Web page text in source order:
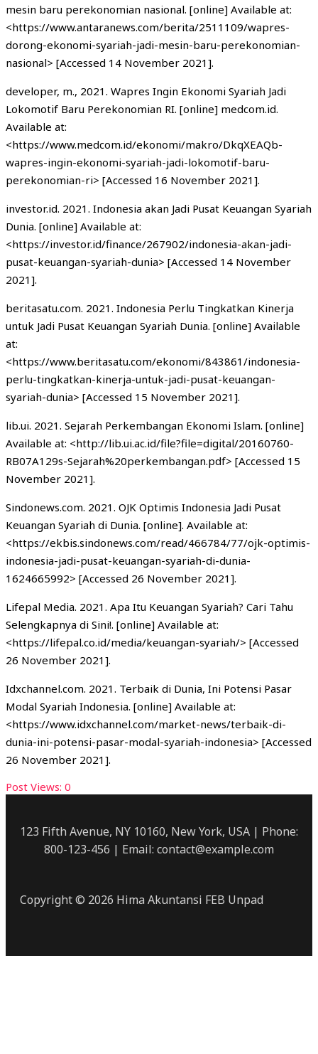
mesin baru perekonomian nasional. [online] Available at:
<https://www.antaranews.com/berita/2511109/wapres-
dorong-ekonomi-syariah-jadi-mesin-baru-perekonomian-
nasional> [Accessed 14 November 2021].
developer, m., 2021. Wapres Ingin Ekonomi Syariah Jadi
Lokomotif Baru Perekonomian RI. [online] medcom.id.
Available at:
<https://www.medcom.id/ekonomi/makro/DkqXEAQb-
wapres-ingin-ekonomi-syariah-jadi-lokomotif-baru-
perekonomian-ri> [Accessed 16 November 2021].
investor.id. 2021. Indonesia akan Jadi Pusat Keuangan Syariah
Dunia. [online] Available at:
<https://investor.id/finance/267902/indonesia-akan-jadi-
pusat-keuangan-syariah-dunia> [Accessed 14 November
2021].
beritasatu.com. 2021. Indonesia Perlu Tingkatkan Kinerja
untuk Jadi Pusat Keuangan Syariah Dunia. [online] Available
at:
<https://www.beritasatu.com/ekonomi/843861/indonesia-
perlu-tingkatkan-kinerja-untuk-jadi-pusat-keuangan-
syariah-dunia> [Accessed 15 November 2021].
lib.ui. 2021. Sejarah Perkembangan Ekonomi Islam. [online]
Available at: <http://lib.ui.ac.id/file?file=digital/20160760-
RB07A129s-Sejarah%20perkembangan.pdf> [Accessed 15
November 2021].
Sindonews.com. 2021. OJK Optimis Indonesia Jadi Pusat
Keuangan Syariah di Dunia. [online]. Available at:
<https://ekbis.sindonews.com/read/466784/77/ojk-optimis-
indonesia-jadi-pusat-keuangan-syariah-di-dunia-
1624665992> [Accessed 26 November 2021].
Lifepal Media. 2021. Apa Itu Keuangan Syariah? Cari Tahu
Selengkapnya di Sini!. [online] Available at:
<https://lifepal.co.id/media/keuangan-syariah/> [Accessed
26 November 2021].
Idxchannel.com. 2021. Terbaik di Dunia, Ini Potensi Pasar
Modal Syariah Indonesia. [online] Available at:
<https://www.idxchannel.com/market-news/terbaik-di-
dunia-ini-potensi-pasar-modal-syariah-indonesia> [Accessed
26 November 2021].
Post Views: 0
123 Fifth Avenue, NY 10160, New York, USA | Phone:
800-123-456 | Email: contact@example.com
Copyright © 2026 Hima Akuntansi FEB Unpad